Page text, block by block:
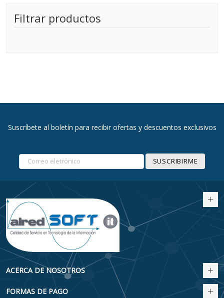
Filtrar productos
Suscríbete al boletín para recibir ofertas y descuentos exclusivos
SUSCRIBIRME
ACERCA DE NOSOTROS
FORMAS DE PAGO